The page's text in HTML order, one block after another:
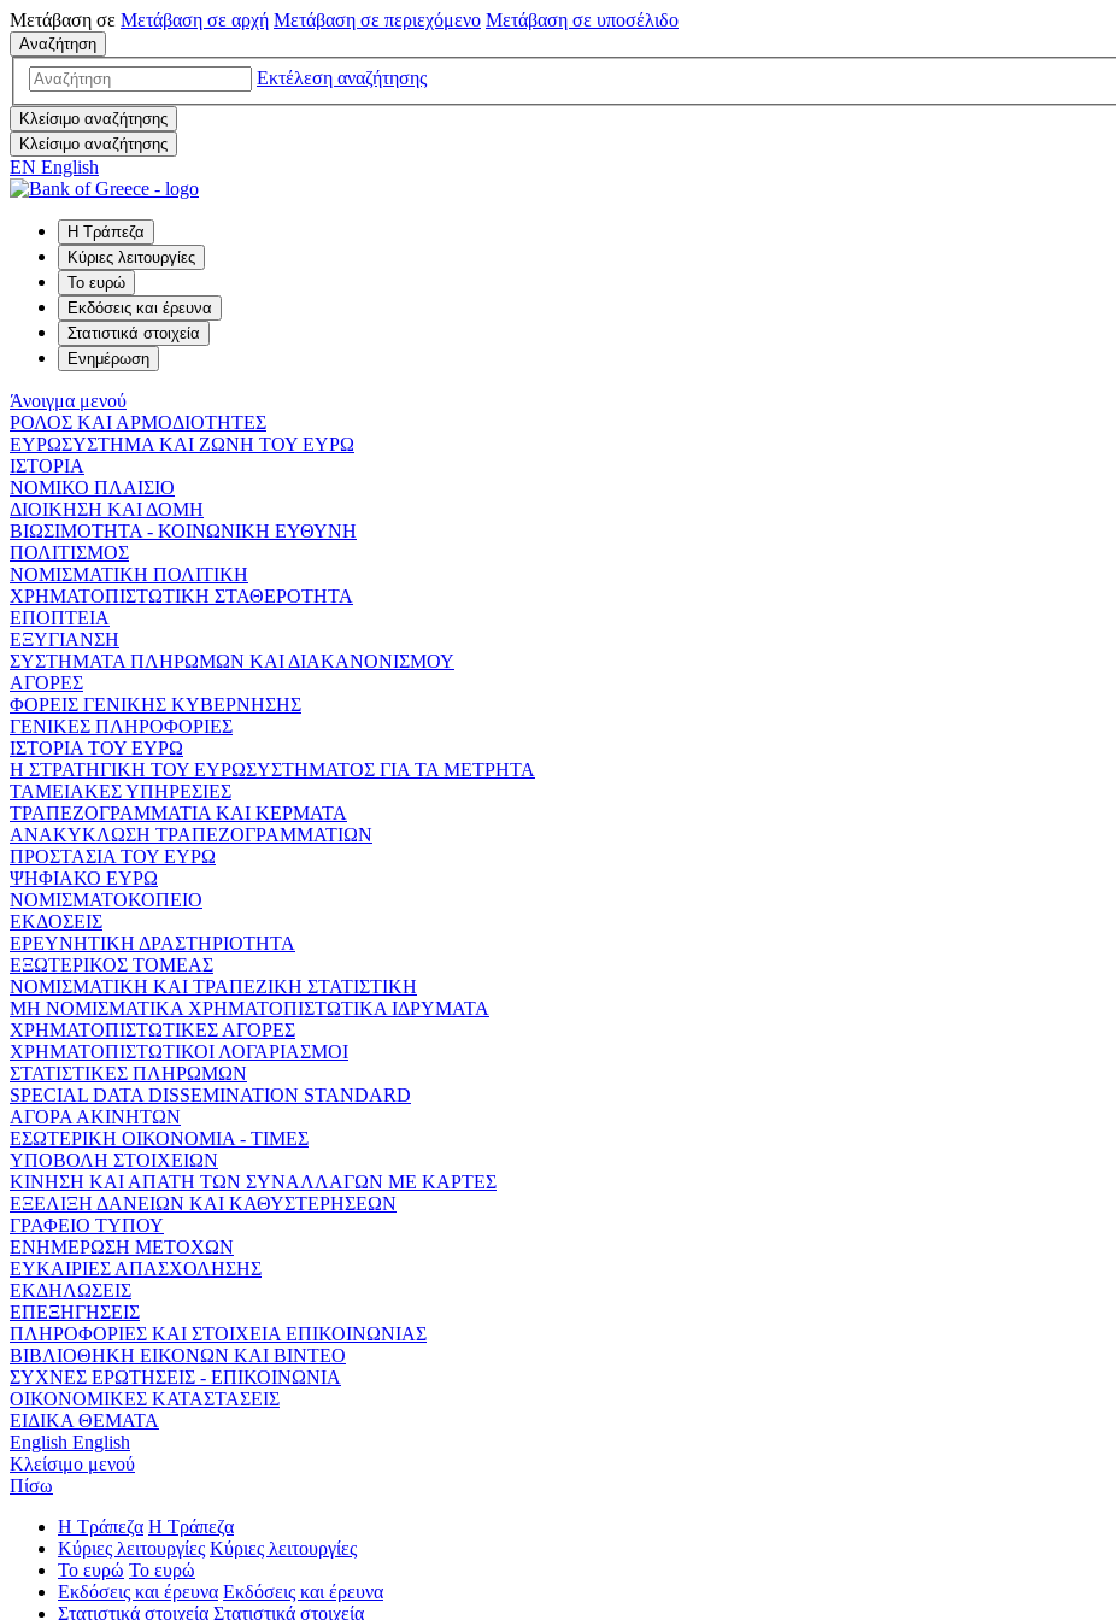
Μετάβαση σε Μετάβαση σε αρχή Μετάβαση σε περιεχόμενο Μετάβαση σε υποσέλιδο
Αναζήτηση
Εκτέλεση αναζήτησης
Κλείσιμο αναζήτησης
Κλείσιμο αναζήτησης
EN English
Η Τράπεζα
Κύριες λειτουργίες
Το ευρώ
Εκδόσεις και έρευνα
Στατιστικά στοιχεία
Ενημέρωση
Άνοιγμα μενού
ΡΟΛΟΣ ΚΑΙ ΑΡΜΟΔΙΟΤΗΤΕΣ
ΕΥΡΩΣΥΣΤΗΜΑ ΚΑΙ ΖΩΝΗ ΤΟΥ ΕΥΡΩ
ΙΣΤΟΡΙΑ
ΝΟΜΙΚΟ ΠΛΑΙΣΙΟ
ΔΙΟΙΚΗΣΗ ΚΑΙ ΔΟΜΗ
ΒΙΩΣΙΜΟΤΗΤΑ - ΚΟΙΝΩΝΙΚΗ ΕΥΘΥΝΗ
ΠΟΛΙΤΙΣΜΟΣ
ΝΟΜΙΣΜΑΤΙΚΗ ΠΟΛΙΤΙΚΗ
ΧΡΗΜΑΤΟΠΙΣΤΩΤΙΚΗ ΣΤΑΘΕΡΟΤΗΤΑ
ΕΠΟΠΤΕΙΑ
ΕΞΥΓΙΑΝΣΗ
ΣΥΣΤΗΜΑΤΑ ΠΛΗΡΩΜΩΝ ΚΑΙ ΔΙΑΚΑΝΟΝΙΣΜΟΥ
ΑΓΟΡΕΣ
ΦΟΡΕΙΣ ΓΕΝΙΚΗΣ ΚΥΒΕΡΝΗΣΗΣ
ΓΕΝΙΚΕΣ ΠΛΗΡΟΦΟΡΙΕΣ
ΙΣΤΟΡΙΑ ΤΟΥ ΕΥΡΩ
Η ΣΤΡΑΤΗΓΙΚΗ ΤΟΥ ΕΥΡΩΣΥΣΤΗΜΑΤΟΣ ΓΙΑ ΤΑ ΜΕΤΡΗΤΑ
ΤΑΜΕΙΑΚΕΣ ΥΠΗΡΕΣΙΕΣ
ΤΡΑΠΕΖΟΓΡΑΜΜΑΤΙΑ ΚΑΙ ΚΕΡΜΑΤΑ
ΑΝΑΚΥΚΛΩΣΗ ΤΡΑΠΕΖΟΓΡΑΜΜΑΤΙΩΝ
ΠΡΟΣΤΑΣΙΑ ΤΟΥ ΕΥΡΩ
ΨΗΦΙΑΚΟ ΕΥΡΩ
ΝΟΜΙΣΜΑΤΟΚΟΠΕΙΟ
ΕΚΔΟΣΕΙΣ
ΕΡΕΥΝΗΤΙΚΗ ΔΡΑΣΤΗΡΙΟΤΗΤΑ
ΕΞΩΤΕΡΙΚΟΣ ΤΟΜΕΑΣ
ΝΟΜΙΣΜΑΤΙΚΗ ΚΑΙ ΤΡΑΠΕΖΙΚΗ ΣΤΑΤΙΣΤΙΚΗ
ΜΗ ΝΟΜΙΣΜΑΤΙΚΑ ΧΡΗΜΑΤΟΠΙΣΤΩΤΙΚΑ ΙΔΡΥΜΑΤΑ
ΧΡΗΜΑΤΟΠΙΣΤΩΤΙΚΕΣ ΑΓΟΡΕΣ
ΧΡΗΜΑΤΟΠΙΣΤΩΤΙΚΟΙ ΛΟΓΑΡΙΑΣΜΟΙ
ΣΤΑΤΙΣΤΙΚΕΣ ΠΛΗΡΩΜΩΝ
SPECIAL DATA DISSEMINATION STANDARD
ΑΓΟΡΑ ΑΚΙΝΗΤΩΝ
ΕΣΩΤΕΡΙΚΗ ΟΙΚΟΝΟΜΙΑ - ΤΙΜΕΣ
ΥΠΟΒΟΛΗ ΣΤΟΙΧΕΙΩΝ
ΚΙΝΗΣΗ ΚΑΙ ΑΠΑΤΗ ΤΩΝ ΣΥΝΑΛΛΑΓΩΝ ΜΕ ΚΑΡΤΕΣ
ΕΞΕΛΙΞΗ ΔΑΝΕΙΩΝ ΚΑΙ ΚΑΘΥΣΤΕΡΗΣΕΩΝ
ΓΡΑΦΕΙΟ ΤΥΠΟΥ
ΕΝΗΜΕΡΩΣΗ ΜΕΤΟΧΩΝ
ΕΥΚΑΙΡΙΕΣ ΑΠΑΣΧΟΛΗΣΗΣ
ΕΚΔΗΛΩΣΕΙΣ
ΕΠΕΞΗΓΗΣΕΙΣ
ΠΛΗΡΟΦΟΡΙΕΣ ΚΑΙ ΣΤΟΙΧΕΙΑ ΕΠΙΚΟΙΝΩΝΙΑΣ
ΒΙΒΛΙΟΘΗΚΗ ΕΙΚΟΝΩΝ ΚΑΙ ΒΙΝΤΕΟ
ΣΥΧΝΕΣ ΕΡΩΤΗΣΕΙΣ - ΕΠΙΚΟΙΝΩΝΙΑ
ΟΙΚΟΝΟΜΙΚΕΣ ΚΑΤΑΣΤΑΣΕΙΣ
ΕΙΔΙΚΑ ΘΕΜΑΤΑ
English English
Κλείσιμο μενού
Πίσω
Η Τράπεζα Η Τράπεζα
Κύριες λειτουργίες Κύριες λειτουργίες
Το ευρώ Το ευρώ
Εκδόσεις και έρευνα Εκδόσεις και έρευνα
Στατιστικά στοιχεία Στατιστικά στοιχεία